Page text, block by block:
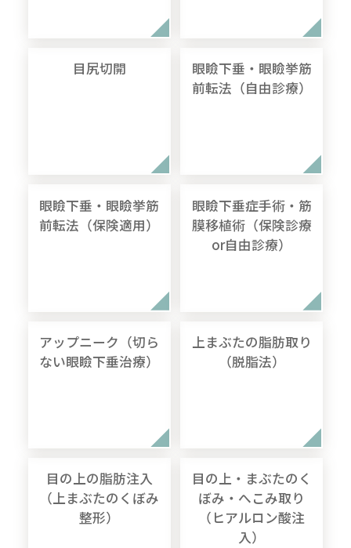
目尻切開
眼瞼下垂・眼瞼挙筋
前転法（自由診療）
眼瞼下垂・眼瞼挙筋
前転法（保険適用）
眼瞼下垂症手術・筋
膜移植術（保険診療
or自由診療）
アップニーク（切ら
ない眼瞼下垂治療）
上まぶたの脂肪取り
（脱脂法）
目の上の脂肪注入
（上まぶたのくぼみ
整形）
目の上・まぶたのく
ぼみ・へこみ取り
（ヒアルロン酸注
入）